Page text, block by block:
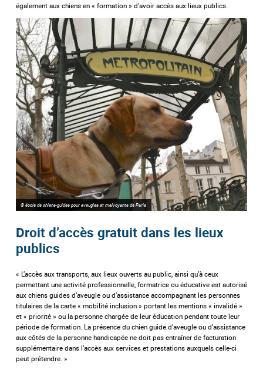
également aux chiens en « formation » d’avoir accès aux lieux publics.
© école de chiens-guides pour aveugles et malvoyants de Paris
Droit d’accès gratuit dans les lieux
publics
« L’accès aux transports, aux lieux ouverts au public, ainsi qu’à ceux
permettant une activité professionnelle, formatrice ou éducative est autorisé
aux chiens guides d’aveugle ou d’assistance accompagnant les personnes
titulaires de la carte « mobilité inclusion » portant les mentions « invalidé »
et « priorité » ou la personne chargée de leur éducation pendant toute leur
période de formation. La présence du chien guide d’aveugle ou d’assistance
aux côtés de la personne handicapée ne doit pas entraîner de facturation
supplémentaire dans l’accès aux services et prestations auxquels celle-ci
peut prétendre. »